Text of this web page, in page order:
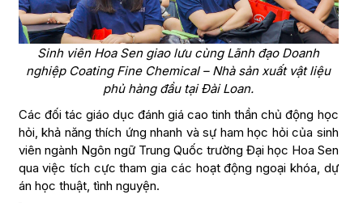
Sinh viên Hoa Sen giao lưu cùng Lãnh đạo Doanh
nghiệp Coating Fine Chemical – Nhà sản xuất vật liệu
phủ hàng đầu tại Đài Loan.
Các đối tác giáo dục đánh giá cao tinh thần chủ động học
hỏi, khả năng thích ứng nhanh và sự ham học hỏi của sinh
viên ngành Ngôn ngữ Trung Quốc trường Đại học Hoa Sen
qua việc tích cực tham gia các hoạt động ngoại khóa, dự
án học thuật, tình nguyện.